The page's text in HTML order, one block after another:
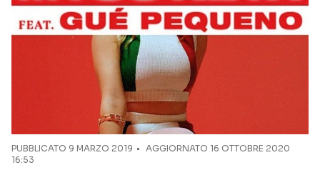
PUBBLICATO 9 MARZO 2019
AGGIORNATO 16 OTTOBRE 2020
16:53